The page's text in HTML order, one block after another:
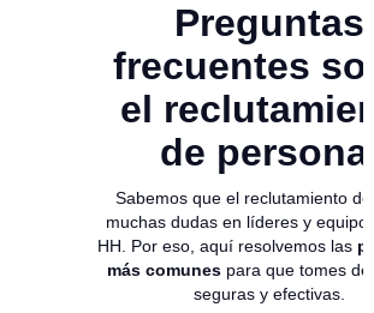
Preguntas
frecuentes
el
de personal
Sabemos que el reclutamiento
muchas dudas en líderes y equipos
HH. Por eso, aquí resolvemos las
más comunes para que tomes
seguras y efectivas.